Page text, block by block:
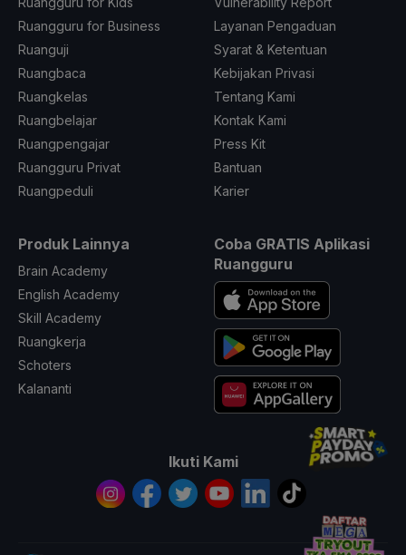
Ruangguru for Business
Ruanguji
Ruangbaca
Ruangkelas
Ruangbelajar
Ruangpengajar
Ruangguru Privat
Ruangpeduli
Layanan Pengaduan
Syarat & Ketentuan
Kebijakan Privasi
Tentang Kami
Kontak Kami
Press Kit
Bantuan
Karier
Produk Lainnya
Brain Academy
English Academy
Skill Academy
Ruangkerja
Schoters
Kalananti
Coba GRATIS Aplikasi
Ruangguru
Ikuti Kami